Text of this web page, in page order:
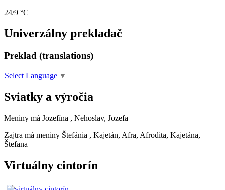
24/9 °C
Univerzálny prekladač
Preklad (translations)
Select Language ▼
Sviatky a výročia
Meniny má Jozefína , Nehoslav, Jozefa
Zajtra má meniny Štefánia , Kajetán, Afra, Afrodita, Kajetána,
Štefana
Virtuálny cintorín